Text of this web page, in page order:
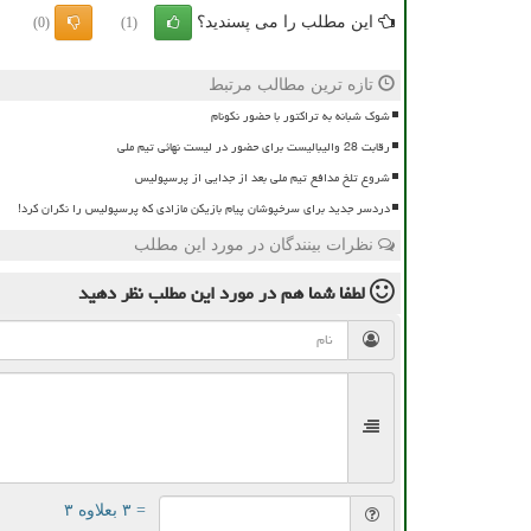
این مطلب را می پسندید؟ (1)
(0)
تازه ترین مطالب مرتبط
شوک شبانه به تراکتور با حضور نکونام
رقابت 28 والیبالیست برای حضور در لیست نهائی تیم ملی
شروع تلخ مدافع تیم ملی بعد از جدایی از پرسپولیس
دردسر جدید برای سرخپوشان پیام بازیکن مازادی که پرسپولیس را نگران کرد!
نظرات بینندگان در مورد این مطلب
لطفا شما همدر مورد این مطلبنظر دهید
= ۳ بعلاوه ۳